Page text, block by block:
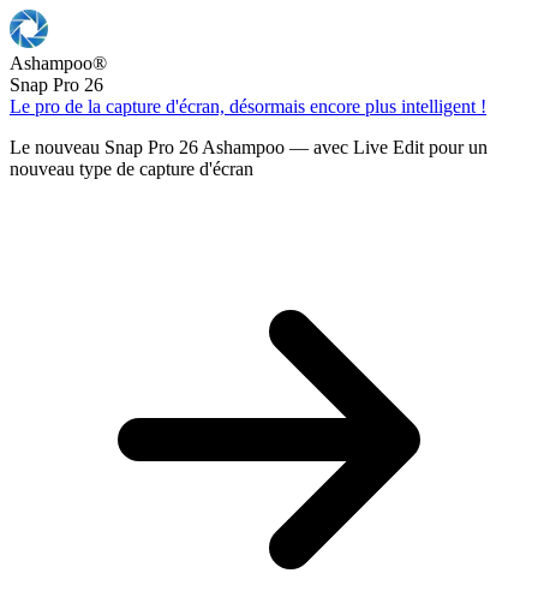
Ashampoo®
Snap Pro 26
Le pro de la capture d'écran, désormais encore plus intelligent !
Le nouveau Snap Pro 26 Ashampoo — avec Live Edit pour un
nouveau type de capture d'écran